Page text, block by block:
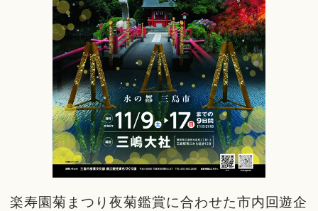
楽寿園菊まつり夜菊鑑賞に合わせた市内回遊企